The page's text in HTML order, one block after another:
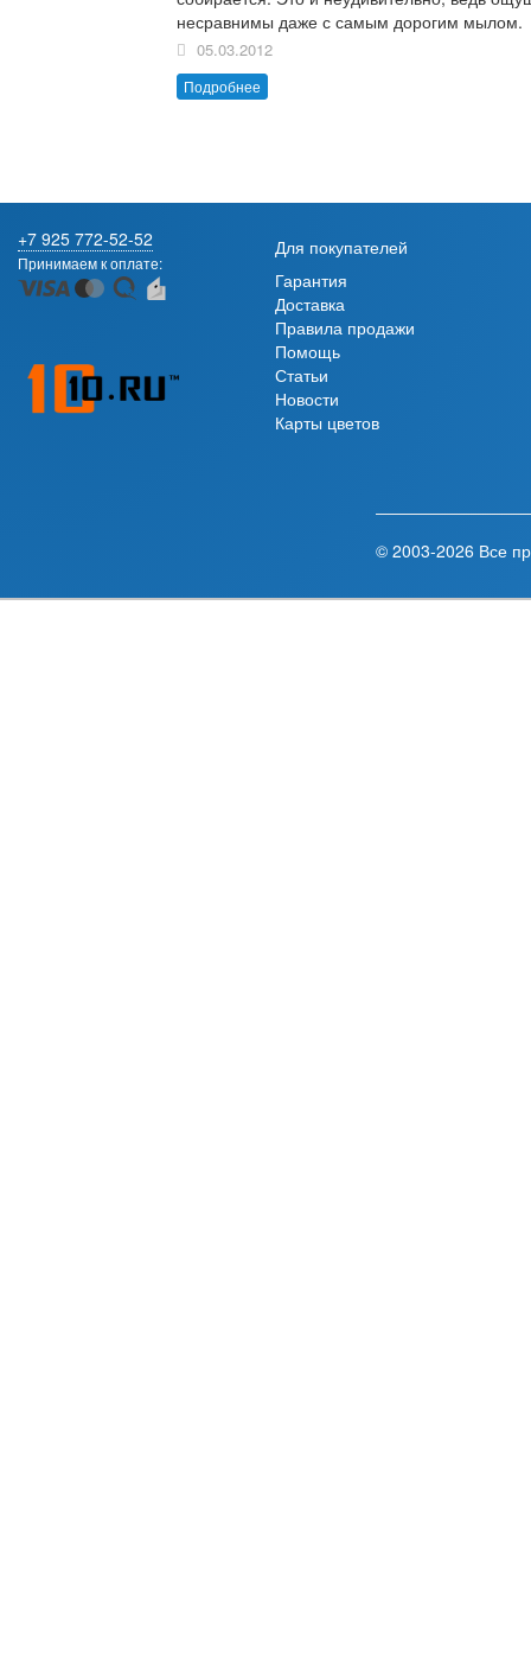
несравнимы даже с самым дорогим мылом.
05.03.2012
Подробнее
+7 925 772-52-52
Принимаем к оплате:
Для покупателей
Гарантия
Доставка
Правила продажи
Помощь
Статьи
Новости
Карты цветов
© 2003-2026 Все